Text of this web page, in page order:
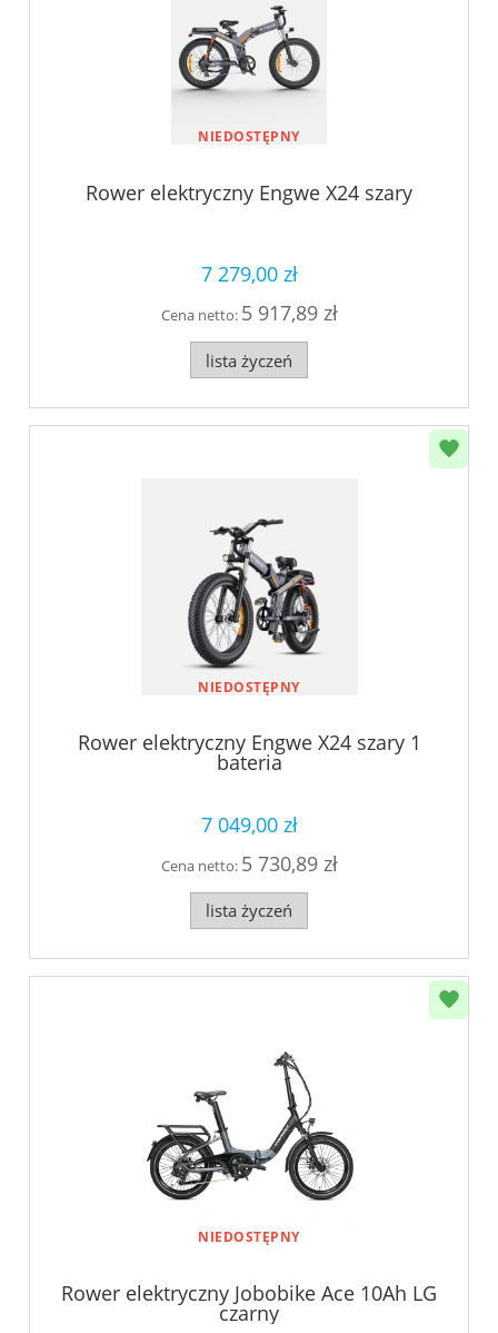
NIEDOSTĘPNY
Rower elektryczny Engwe X24 szary
7 279,00 zł
Cena netto: 5 917,89 zł
lista życzeń
NIEDOSTĘPNY
Rower elektryczny Engwe X24 szary 1
bateria
7 049,00 zł
Cena netto: 5 730,89 zł
lista życzeń
NIEDOSTĘPNY
Rower elektryczny Jobobike Ace 10Ah LG
czarny